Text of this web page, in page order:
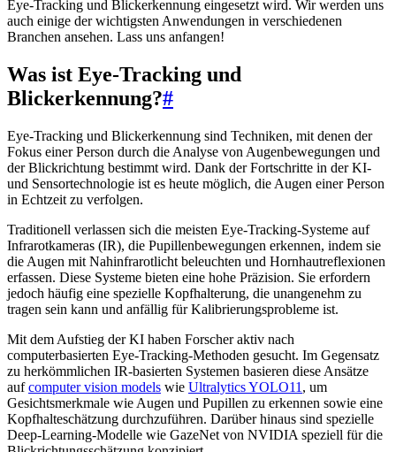
Eye-Tracking und Blickerkennung eingesetzt wird. Wir werden uns
auch einige der wichtigsten Anwendungen in verschiedenen
Branchen ansehen. Lass uns anfangen!
Was ist Eye-Tracking und
Blickerkennung?#
Eye-Tracking und Blickerkennung sind Techniken, mit denen der
Fokus einer Person durch die Analyse von Augenbewegungen und
der Blickrichtung bestimmt wird. Dank der Fortschritte in der KI-
und Sensortechnologie ist es heute möglich, die Augen einer Person
in Echtzeit zu verfolgen.
Traditionell verlassen sich die meisten Eye-Tracking-Systeme auf
Infrarotkameras (IR), die Pupillenbewegungen erkennen, indem sie
die Augen mit Nahinfrarotlicht beleuchten und Hornhautreflexionen
erfassen. Diese Systeme bieten eine hohe Präzision. Sie erfordern
jedoch häufig eine spezielle Kopfhalterung, die unangenehm zu
tragen sein kann und anfällig für Kalibrierungsprobleme ist.
Mit dem Aufstieg der KI haben Forscher aktiv nach
computerbasierten Eye-Tracking-Methoden gesucht. Im Gegensatz
zu herkömmlichen IR-basierten Systemen basieren diese Ansätze
aufcomputer vision models wie Ultralytics YOLO11 , um
Gesichtsmerkmale wie Augen und Pupillen zu erkennen sowie eine
Kopfhalteschätzung durchzuführen. Darüber hinaus sind spezielle
Deep-Learning-Modelle wie GazeNet von NVIDIA speziell für die